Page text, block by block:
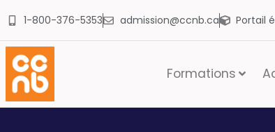
1-800-376-5353 admission@ccnb.ca Portail
Formations